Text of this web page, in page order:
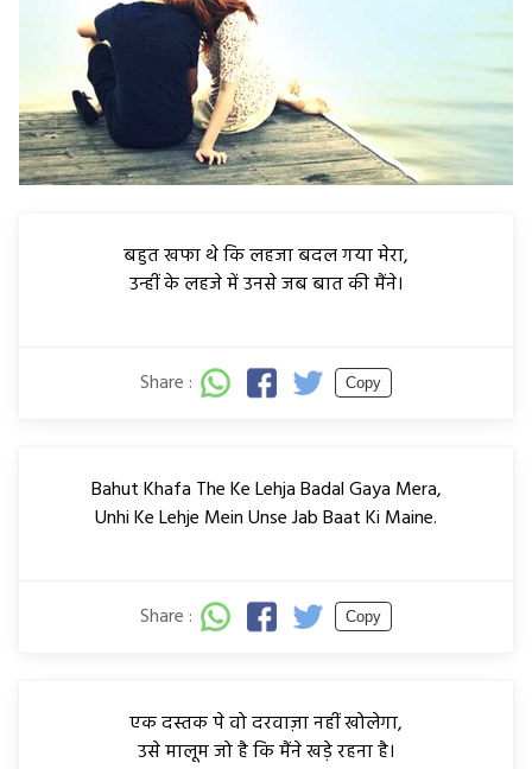
बहुत खफा थे कि लहजा बदल गया मेरा,
उन्हीं के लहजे में उनसे जब बात की मैंने।
Share : Copy
Bahut Khafa The Ke Lehja Badal Gaya Mera,
Unhi Ke Lehje Mein Unse Jab Baat Ki Maine.
Share : Copy
एक दस्तक पे वो दरवाज़ा नहीं खोलेगा,
उसे मालूम जो है कि मैंने खड़े रहना है।